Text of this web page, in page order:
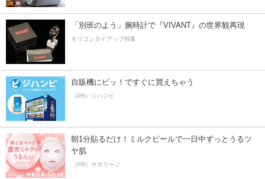
「別班のよう」腕時計で『VIVANT』の世界観再現
オリコンタイアップ特集
自販機にピッ！ですぐに買えちゃう
（PR）ジハンピ
朝1分貼るだけ！ミルクピールで一日中ずっとうるツ
ヤ肌
（PR）サボリーノ